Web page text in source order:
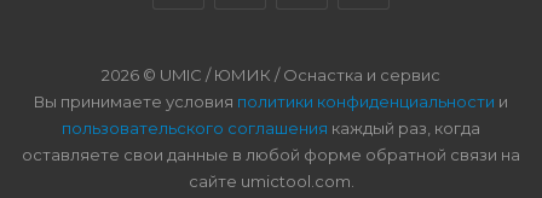
2026 © UMIC / ЮМИК / Оснастка и сервис
Вы принимаете условия политики конфиденциальности и
пользовательского соглашения каждый раз, когда
оставляете свои данные в любой форме обратной связи на
сайте umictool.com.